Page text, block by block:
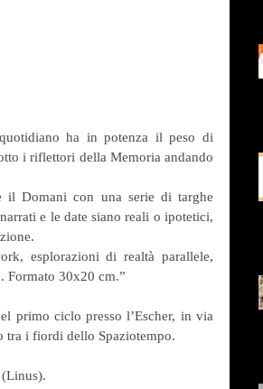
ha in potenza il peso di
i riflettori della Memoria andando
il Domani con una serie di targhe
e le date siano reali o ipotetici,
esplorazioni di realtà parallele,
Formato 30x20 cm.”
primo ciclo presso l’Escher, in via
tra i fiordi dello Spaziotempo.